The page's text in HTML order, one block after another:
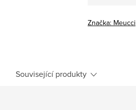
Značka: Meucci
Související produkty